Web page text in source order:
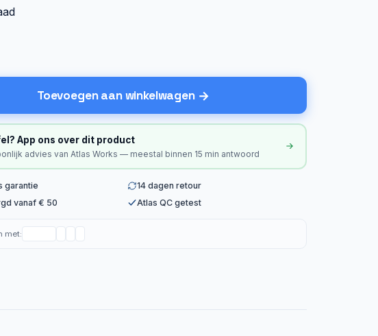
Toevoegen aan winkelwagen
App ons over dit product
advies van Atlas Works — meestal binnen 15 min antwoord
garantie
14 dagen retour
vanaf € 50
Atlas QC getest
met: